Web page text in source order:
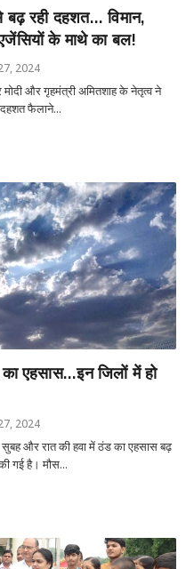
बढ़ रही दहशत... विमान,
के माथे का बल!
2024
और गृहमंत्री अमितशाह के नेतृत्व ने
फैलाने...
एहसास...इन जिलों में हो
2024
और रात की हवा में ठंड का एहसास बढ़
गई है। मौस...